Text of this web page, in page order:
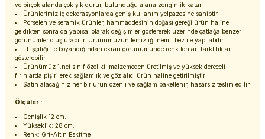
ve birçok alanda çok şık durur, bulunduğu alana zenginlik katar.
Ürünlerimiz iç dekorasyonlarda geniş kullanım yelpazesine sahiptir.
Porselen ve seramik ürünler, hammaddesinin doğası gereği ürün haline
geldikten sonra da yapısal olarak değişimler göstererek üzerinde çatlağa benzer
görünümler oluşturabilir. Ürünümüzün temizliği nemli bez ile yapılabilir .
El işçiliği ile boyandığından ekran görünümünde renk tonları farklılıklar
gösterebilir.
Ürünümüz 1.nci sınıf özel kil malzemeden üretilmiş ve yüksek dereceli
fırınlarda pişirilerek sağlamlık ve göz alıcı ürün haline getirilmiştir .
Satın alacağınız her bir ürün özenli ve sağlam paketlenir, hasarsız teslim edilir
Ölçüler :
Genişlik 12 cm.
Yükseklik: 28 cm.
Renk: Gri-Altın Eskitme